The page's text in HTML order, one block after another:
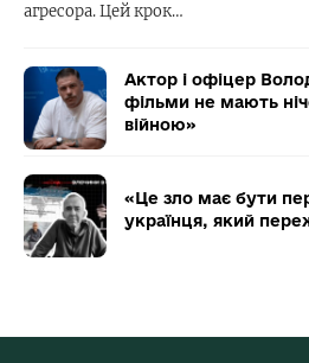
агресора. Цей крок…
Актор і офіцер
фільми не мають
війною»
«Це зло має бути
українця, який